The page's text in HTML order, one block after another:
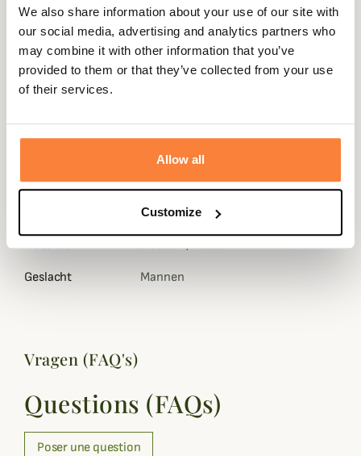
We also share information about your use of our site with
our social media, advertising and analytics partners who
may combine it with other information that you’ve
provided to them or that they’ve collected from your use
of their services.
Allow all
Customize
Gegevensblad
Samenstelling
Kleuren Bruin
Cuir
Materiaal elastaan, Katoen
Geslacht Mannen
Vragen (FAQ's)
Questions (FAQs)
Poser une question